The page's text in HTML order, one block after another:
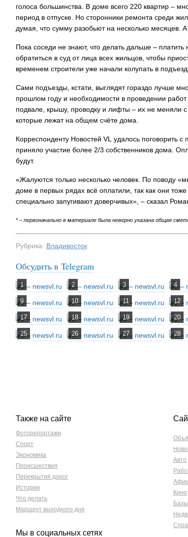
голоса большинства. В доме всего 220 квартир –
период в отпуске. Но сторонники ремонта среди
думая, что сумму разобьют на несколько месяцев.
Пока соседи не знают, что делать дальше –
обратиться в суд от лица всех жильцов, чтобы
временем строители уже начали колупать в
Сами подъезды, кстати, выглядят гораздо лучше
прошлом году и необходимости в проведении
подвале, крышу, проводку и лифты – их не меняли
которые лежат на общем счёте дома.
Корреспонденту Новостей VL удалось
приняло участие более 2/3 собственников дома.
будут.
«Жалуются только несколько человек. По поводу
доме в первых рядах всё оплатили, так как они
специально запугивают доверчивых», – сказал
* – первоначально в материале была неверно указана общая
Рубрика: Владивосток
Обсудить в Telegram
Также на сайте
Фоторепортажи
Спорт
Экономика
Происшествия
Перекрытия дорог
Истории
Что делать
Маршрут выходного дня
Мы в социальных сетях
Авто
Кино